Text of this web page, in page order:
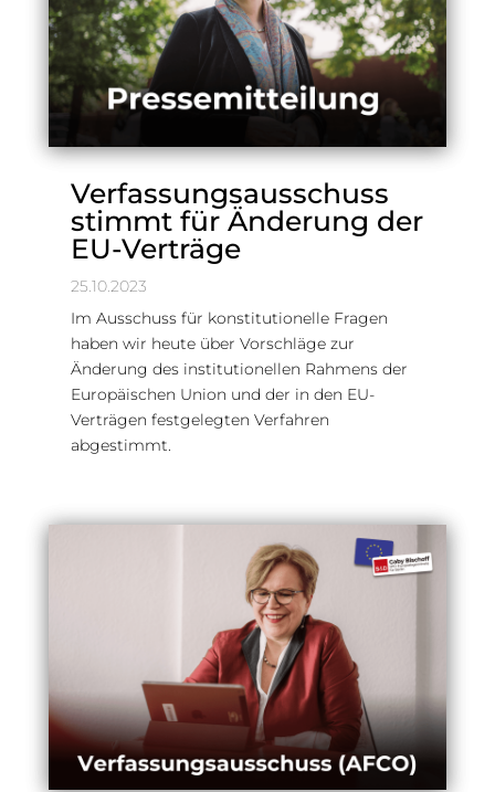
Verfassungsausschuss
stimmt für Änderung der
EU-Verträge
25.10.2023
Im Ausschuss für konstitutionelle Fragen
haben wir heute über Vorschläge zur
Änderung des institutionellen Rahmens der
Europäischen Union und der in den EU-
Verträgen festgelegten Verfahren
abgestimmt.